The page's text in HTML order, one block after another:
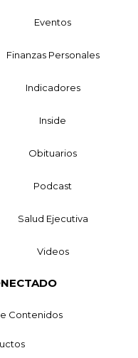
Eventos
Finanzas Personales
Indicadores
Inside
Obituarios
Podcast
Salud Ejecutiva
Videos
Contenidos